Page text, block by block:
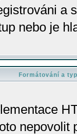
a
nebo je
Formátování a